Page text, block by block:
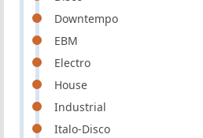
Downtempo
EBM
Electro
House
Industrial
Italo-Disco